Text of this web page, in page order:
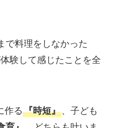
で料理をしなかった
験して感じたことを全
作る『時短』、子ども